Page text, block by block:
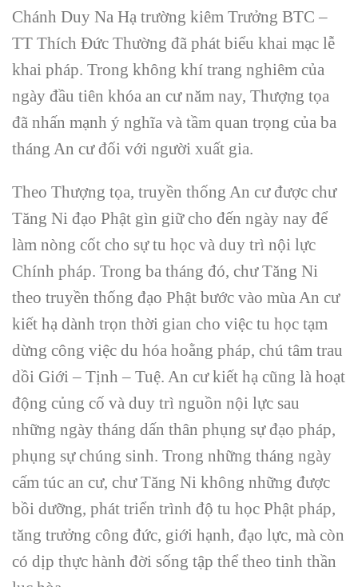
Chánh Duy Na Hạ trường kiêm Trưởng BTC –
TT Thích Đức Thường đã phát biểu khai mạc lễ
khai pháp. Trong không khí trang nghiêm của
ngày đầu tiên khóa an cư năm nay, Thượng tọa
đã nhấn mạnh ý nghĩa và tầm quan trọng của ba
tháng An cư đối với người xuất gia.
Theo Thượng tọa, truyền thống An cư được chư
Tăng Ni đạo Phật gìn giữ cho đến ngày nay để
làm nòng cốt cho sự tu học và duy trì nội lực
Chính pháp. Trong ba tháng đó, chư Tăng Ni
theo truyền thống đạo Phật bước vào mùa An cư
kiết hạ dành trọn thời gian cho việc tu học tạm
dừng công việc du hóa hoằng pháp, chú tâm trau
dồi Giới – Tịnh – Tuệ. An cư kiết hạ cũng là hoạt
động củng cố và duy trì nguồn nội lực sau
những ngày tháng dấn thân phụng sự đạo pháp,
phụng sự chúng sinh. Trong những tháng ngày
cấm túc an cư, chư Tăng Ni không những được
bồi dưỡng, phát triển trình độ tu học Phật pháp,
tăng trưởng công đức, giới hạnh, đạo lực, mà còn
có dịp thực hành đời sống tập thể theo tinh thần